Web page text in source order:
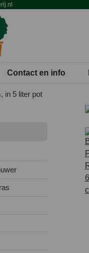
Contact en info
in 5 liter pot